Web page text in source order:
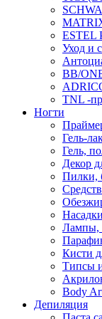
ESTEL
Уход и
BB/
TNL -
Ногти
Гель-
Гель,
Декор
Пилки,
Лампы,
Кисти
Типсы
Body
Депиляция